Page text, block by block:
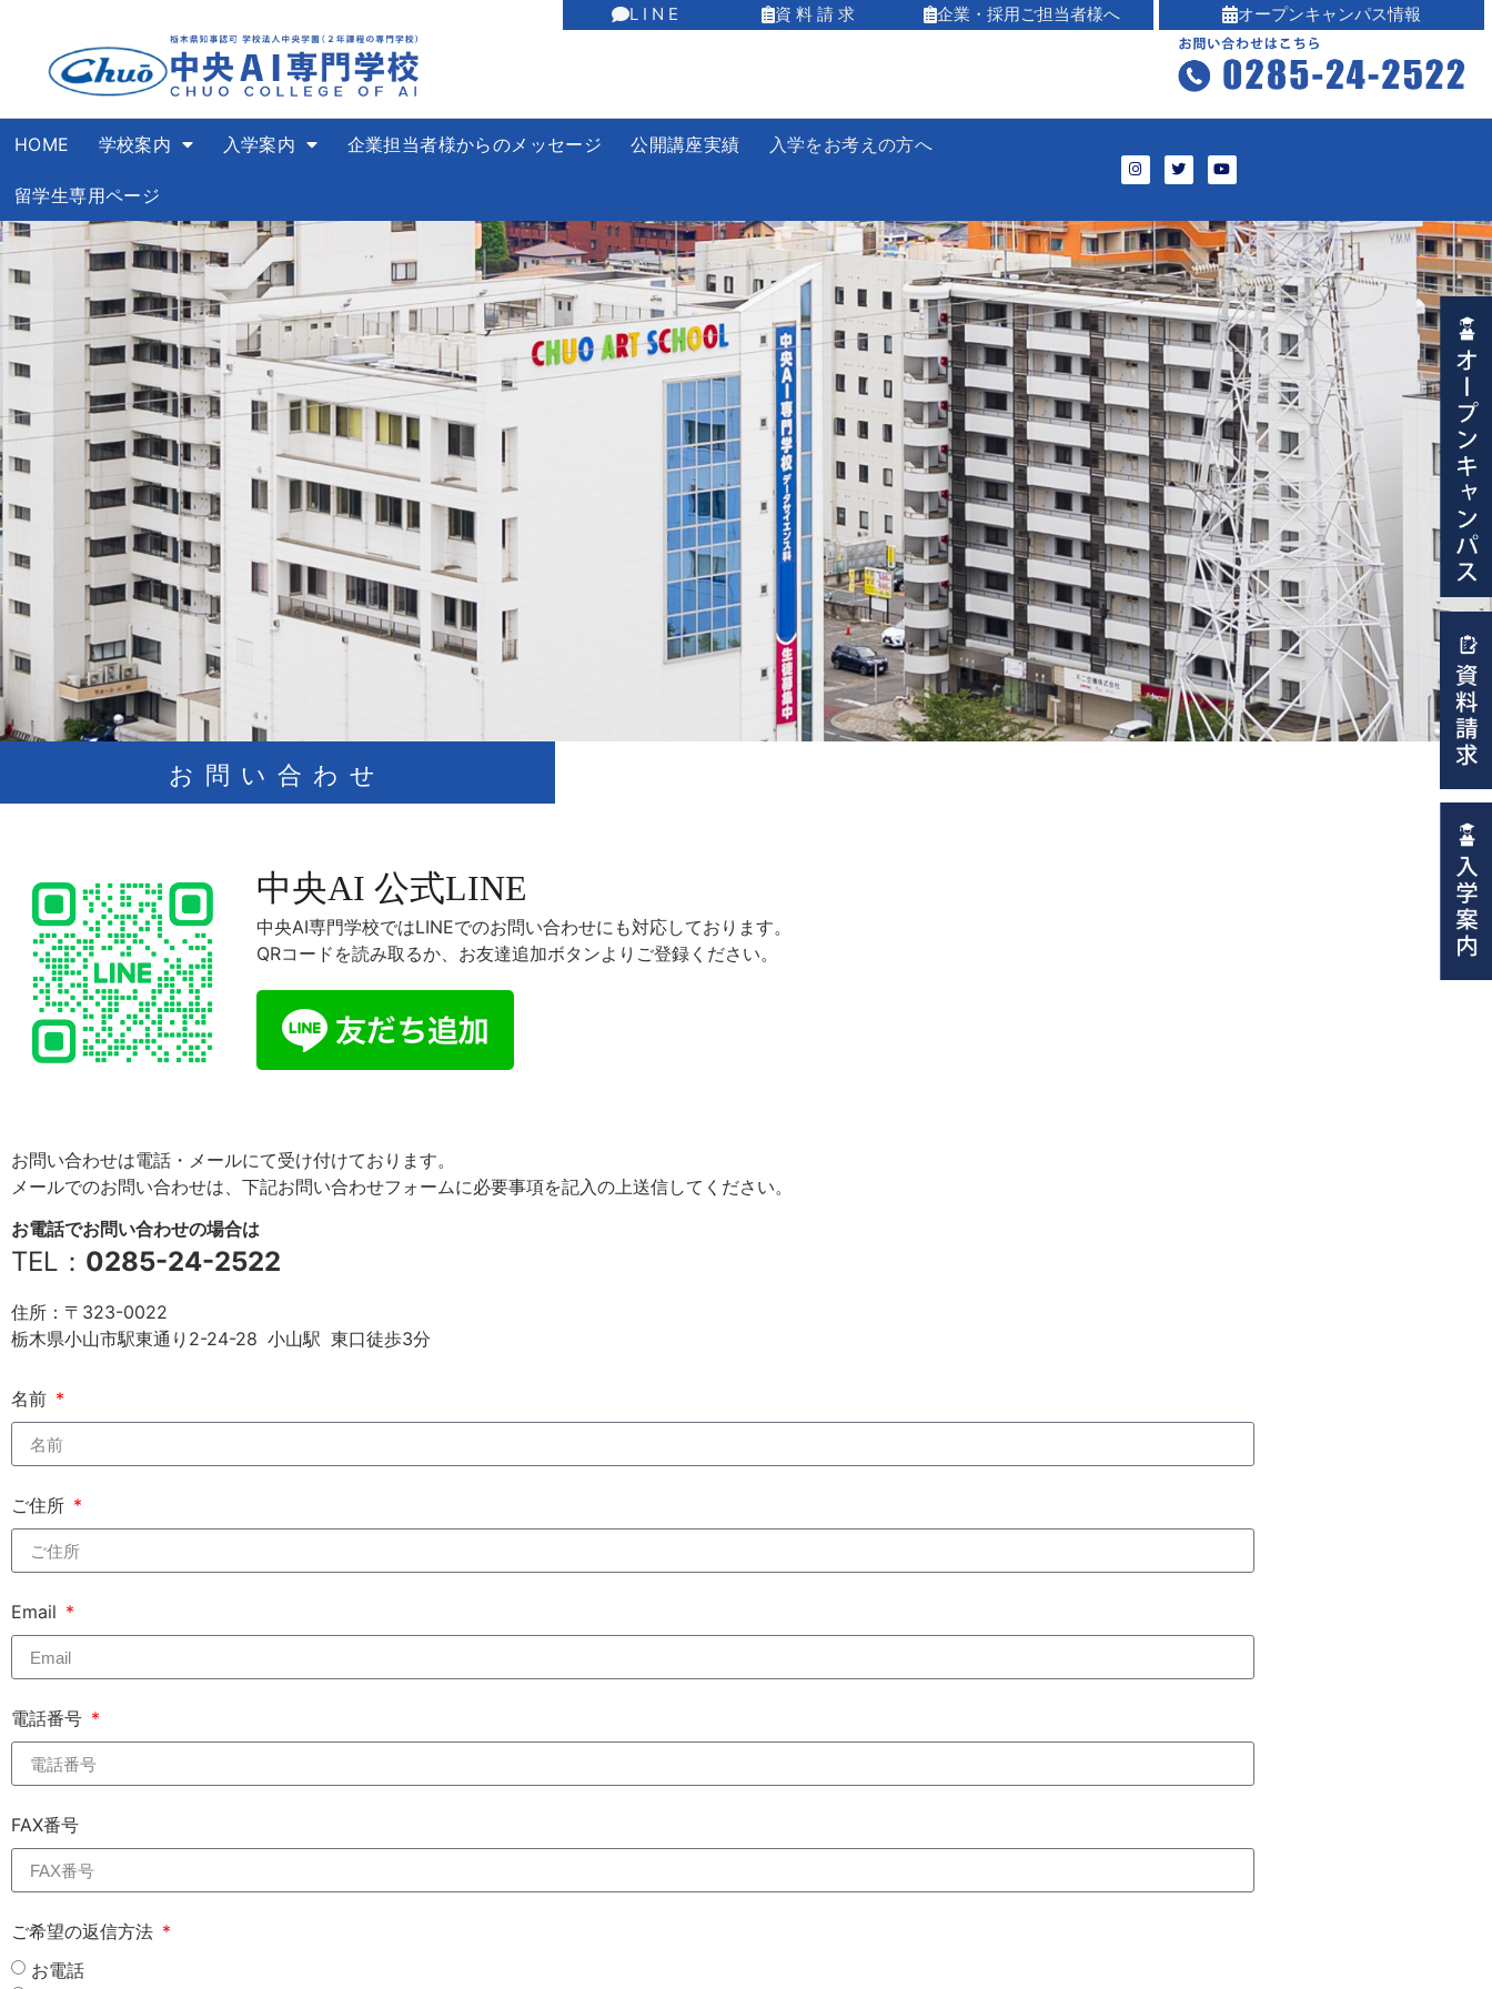
L I N E 資 料 請 求 企業・採用ご担当者様へ オープンキャンパス情報
HOME 学校案内 入学案内 企業担当者様からのメッセージ 公開講座実績 入学をお考えの方へ
留学生専用ページ
お問い合わせ
中央AI 公式LINE
中央AI専門学校ではLINEでのお問い合わせにも対応しております。
QRコードを読み取るか、お友達追加ボタンよりご登録ください。
お問い合わせは電話・メールにて受け付けております。
メールでのお問い合わせは、下記お問い合わせフォームに必要事項を記入の上送信してください。
お電話でお問い合わせの場合は
TEL： 0285-24-2522
住所：〒323-0022
栃木県小山市駅東通り2-24-28 小山駅 東口徒歩3分
名前
ご住所
Email
電話番号
FAX番号
ご希望の返信方法
お電話